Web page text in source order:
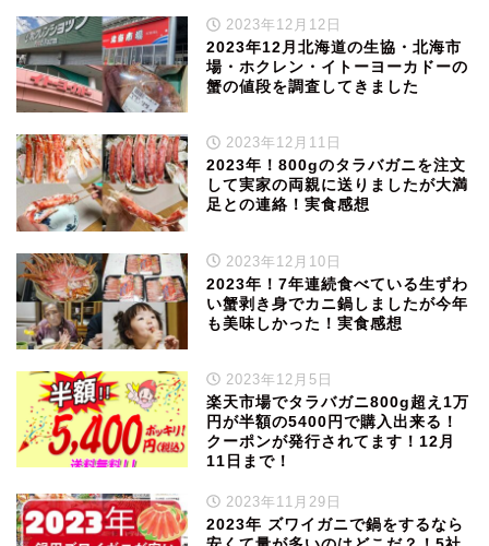
2023年12月12日
2023年12月北海道の生協・北海市
場・ホクレン・イトーヨーカドーの
蟹の値段を調査してきました
2023年12月11日
2023年！800gのタラバガニを注文
して実家の両親に送りましたが大満
足との連絡！実食感想
2023年12月10日
2023年！7年連続食べている生ずわ
い蟹剥き身でカニ鍋しましたが今年
も美味しかった！実食感想
2023年12月5日
楽天市場でタラバガニ800g超え1万
円が半額の5400円で購入出来る！
クーポンが発行されてます！12月
11日まで！
2023年11月29日
2023年 ズワイガニで鍋をするなら